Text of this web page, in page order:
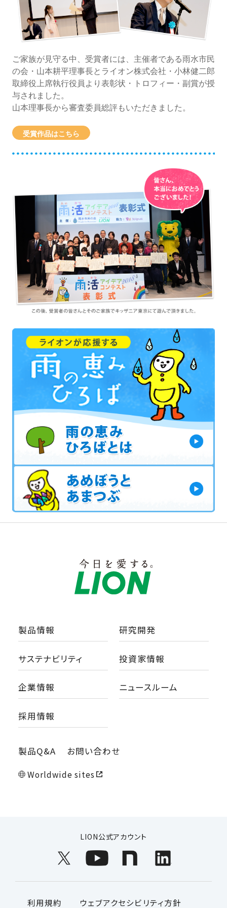
ご家族が見守る中、受賞者には、主催者である雨水市民
の会・山本耕平理事長とライオン株式会社・小林健二郎
取締役上席執行役員より表彰状・トロフィー・副賞が授
与されました。
山本理事長から審査委員総評もいただきました。
受賞作品はこちら
製品情報 研究開発
サステナビリティ 投資家情報
企業情報 ニュースルーム
採用情報
製品Q&A お問い合わせ
Worldwide sites
LION公式アカウント
利用規約 ウェブアクセシビリティ方針